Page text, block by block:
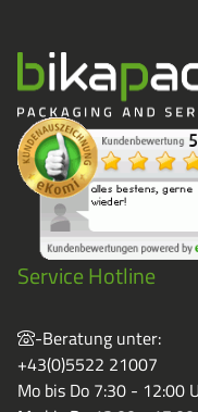
Service Hotline
-Beratung unter:
+43(0)5522 21007
Mo bis Do 7:30 - 12:00